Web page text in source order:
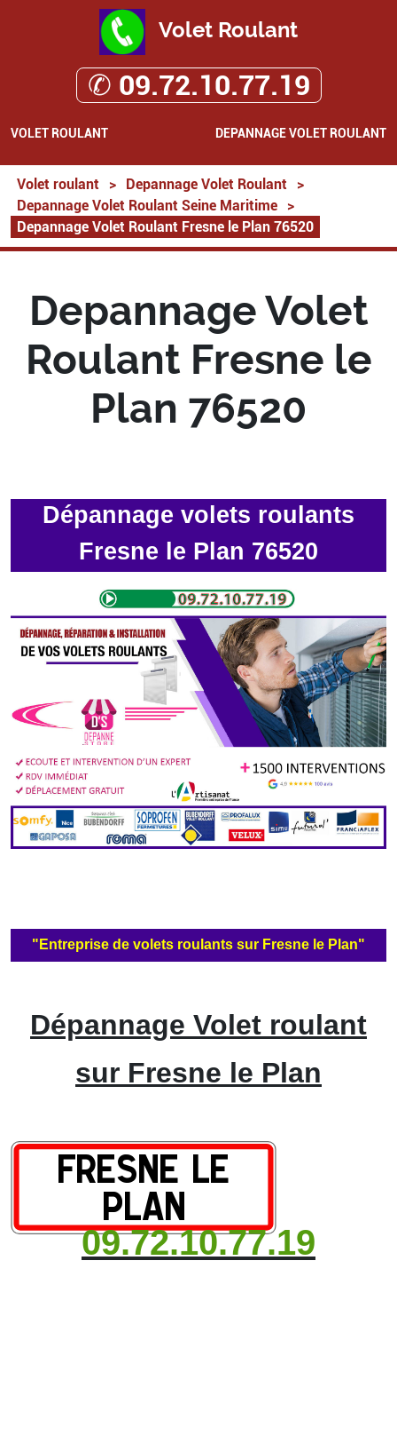
Volet Roulant
✆ 09.72.10.77.19
VOLET ROULANT DEPANNAGE VOLET ROULANT
Volet roulant > Depannage Volet Roulant
>
Depannage Volet Roulant Seine Maritime
>
Depannage Volet Roulant Fresne le Plan 76520
Depannage Volet
Roulant Fresne le
Plan 76520
Dépannage volets roulants
Fresne le Plan 76520
"Entreprise de volets roulants sur Fresne le Plan"
Dépannage Volet roulant
sur Fresne le Plan
09.72.10.77.19